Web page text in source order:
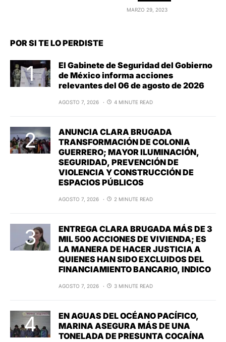
MARZO 29, 2023
POR SI TE LO PERDISTE
El Gabinete de Seguridad del Gobierno
de México informa acciones
relevantes del 06 de agosto de 2026
AGOSTO 7, 2026 4 MINUTE READ
ANUNCIA CLARA BRUGADA
TRANSFORMACIÓN DE COLONIA
GUERRERO; MAYOR ILUMINACIÓN,
SEGURIDAD, PREVENCIÓN DE
VIOLENCIA Y CONSTRUCCIÓN DE
ESPACIOS PÚBLICOS
AGOSTO 7, 2026 2 MINUTE READ
ENTREGA CLARA BRUGADA MÁS DE 3
MIL 500 ACCIONES DE VIVIENDA; ES
LA MANERA DE HACER JUSTICIA A
QUIENES HAN SIDO EXCLUIDOS DEL
FINANCIAMIENTO BANCARIO, INDICO
AGOSTO 7, 2026 3 MINUTE READ
EN AGUAS DEL OCÉANO PACÍFICO,
MARINA ASEGURA MÁS DE UNA
TONELADA DE PRESUNTA COCAÍNA